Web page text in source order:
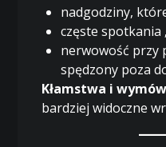
nadgodziny,
częste spotkania
nerwowość przy
spędzony poza
Kłamstwa i
bardziej widoczne